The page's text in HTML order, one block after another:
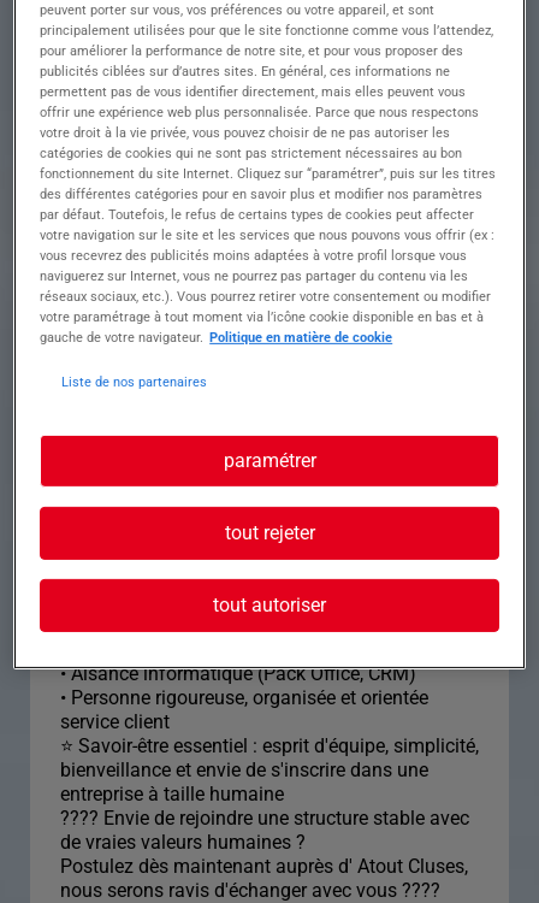
• Accueil téléphonique et gestion des demandes
clients (mail / téléphone)
• Analyse et compréhension des besoins clients
• Réalisation et envoi des offres de prix
• Saisie et suivi des commandes / bons de
livraison
• Recherche d'informations (prix, délais,
disponibilités) via CRM
• Consultation des fournisseurs pour les
demandes spécifiques
• Suivi des dossiers clients et relances si
nécessaire
• Garantir un service client de qualité
Conditions :
• ⏰ 35h semaine – possibilité temps partiel
Profil recherché
???? Profil recherché & candidature • Formation
Bac +2 (commerce, gestion, ADV...)
• Aisance informatique (Pack Office, CRM)
• Personne rigoureuse, organisée et orientée
service client
⭐ Savoir-être essentiel : esprit d'équipe, simplicité,
bienveillance et envie de s'inscrire dans une
entreprise à taille humaine
???? Envie de rejoindre une structure stable avec
de vraies valeurs humaines ?
Postulez dès maintenant auprès d' Atout Cluses,
nous serons ravis d'échanger avec vous ????
peuvent porter sur vous, vos préférences ou votre appareil, et sont
principalement utilisées pour que le site fonctionne comme vous l’attendez,
pour améliorer la performance de notre site, et pour vous proposer des
publicités ciblées sur d’autres sites. En général, ces informations ne
permettent pas de vous identifier directement, mais elles peuvent vous
offrir une expérience web plus personnalisée. Parce que nous respectons
votre droit à la vie privée, vous pouvez choisir de ne pas autoriser les
catégories de cookies qui ne sont pas strictement nécessaires au bon
fonctionnement du site Internet. Cliquez sur “paramétrer”, puis sur les titres
des différentes catégories pour en savoir plus et modifier nos paramètres
par défaut. Toutefois, le refus de certains types de cookies peut affecter
votre navigation sur le site et les services que nous pouvons vous offrir (ex :
vous recevrez des publicités moins adaptées à votre profil lorsque vous
naviguerez sur Internet, vous ne pourrez pas partager du contenu via les
réseaux sociaux, etc.). Vous pourrez retirer votre consentement ou modifier
votre paramétrage à tout moment via l’icône cookie disponible en bas et à
gauche de votre navigateur. Politique en matière de cookie
Liste de nos partenaires
paramétrer
tout rejeter
tout autoriser